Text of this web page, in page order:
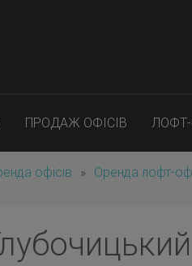
ПРОДАЖ ОФІСІВ
офісів » Оренда лофт-